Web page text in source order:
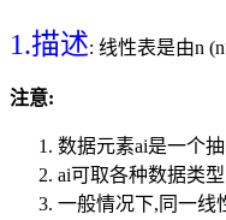
1.描述: 线性表是由n
注意:
数据元素ai是一个
ai可取各种数据类型
一般情况下,同一线